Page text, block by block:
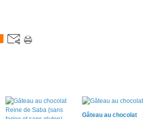
Gâteau au chocolat